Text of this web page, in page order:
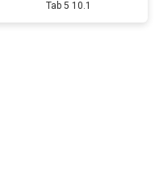
Tab 5 10.1